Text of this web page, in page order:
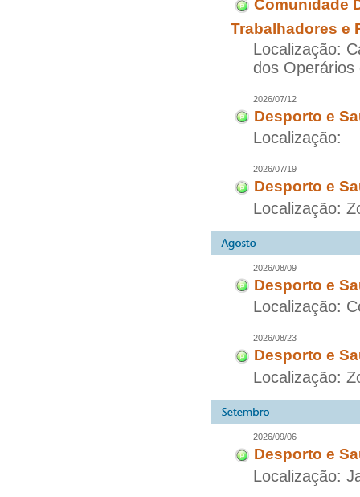
Comunidade
Trabalhadores e
Localização:
dos
2026/07/12
Desporto e
Localização:
2026/07/19
Desporto e
Localização:
2026/08/09
Desporto e
Localização:
2026/08/23
Desporto e
Localização:
2026/09/06
Desporto e
Localização: